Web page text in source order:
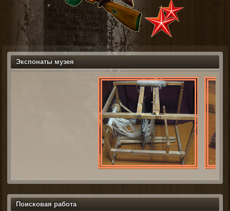
Экспонаты музея
Поисковая работа